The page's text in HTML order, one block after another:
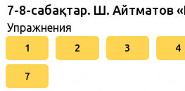
7-8-сабақтар. Ш. Айтматов
Упражнения
1 2 3 4
7